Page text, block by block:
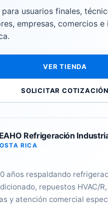
usuarios finales,
empresas, comercios e
VER TIENDA
SOLICITAR COTIZACIÓN
Refrigeración
RICA
años respaldando
repuestos HVAC/
y atención comercial